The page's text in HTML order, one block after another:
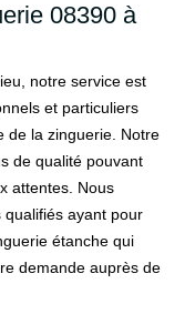
08390 à
notre service est
et particuliers
de la zinguerie. Notre
de qualité pouvant
attentes. Nous
ayant pour
étanche qui
demande auprès de